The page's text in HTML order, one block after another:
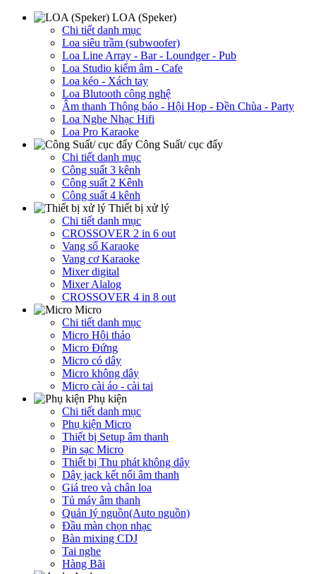
LOA (Speker)
Chi tiết danh mục
Loa siêu trầm (subwoofer)
Loa Line Array - Bar - Loundger - Pub
Loa Studio kiểm âm - Cafe
Loa kéo - Xách tay
Loa Blutooth công nghệ
Âm thanh Thông báo - Hội Họp - Đền Chùa - Party
Loa Nghe Nhạc Hifi
Loa Pro Karaoke
Công Suất/ cục đẩy
Chi tiết danh mục
Công suất 3 kênh
Công suất 2 Kênh
Công suất 4 kênh
Thiết bị xử lý
Chi tiết danh mục
CROSSOVER 2 in 6 out
Vang số Karaoke
Vang cơ Karaoke
Mixer digital
Mixer Alalog
CROSSOVER 4 in 8 out
Micro
Chi tiết danh mục
Micro Hội thảo
Micro Đứng
Micro có dây
Micro không dây
Micro cài áo - cài tai
Phụ kiện
Chi tiết danh mục
Phụ kiện Micro
Thiết bị Setup âm thanh
Pin sạc Micro
Thiết bị Thu phát không dây
Dây jack kết nối âm thanh
Giá treo và chân loa
Tủ máy âm thanh
Quản lý nguồn(Auto nguồn)
Đầu màn chọn nhạc
Bàn mixing CDJ
Tai nghe
Hàng Bãi